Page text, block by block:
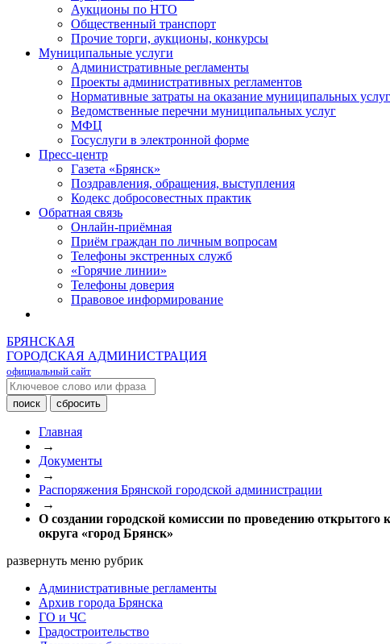
Аукционы по НТО
Общественный транспорт
Прочие торги, аукционы, конкурсы
Муниципальные услуги
Административные регламенты
Проекты административных регламентов
Нормативные затраты на оказание муниципальных услуг
Ведомственные перечни муниципальных услуг
МФЦ
Госуслуги в электронной форме
Пресс-центр
Газета «Брянск»
Поздравления, обращения, выступления
Кодекс добросовестных практик
Обратная связь
Онлайн-приёмная
Приём граждан по личным вопросам
Телефоны экстренных служб
«Горячие линии»
Телефоны доверия
Правовое информирование
БРЯНСКАЯ
ГОРОДСКАЯ АДМИНИСТРАЦИЯ
официальный сайт
Главная
→
Документы
→
Распоряжения Брянской городской администрации
→
О создании городской комиссии по проведению
округа «город Брянск»
развернуть меню рубрик
Административные регламенты
Архив города Брянска
ГО и ЧС
Градостроительство